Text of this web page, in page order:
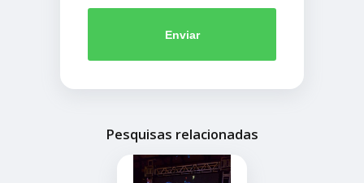
Enviar
Pesquisas relacionadas